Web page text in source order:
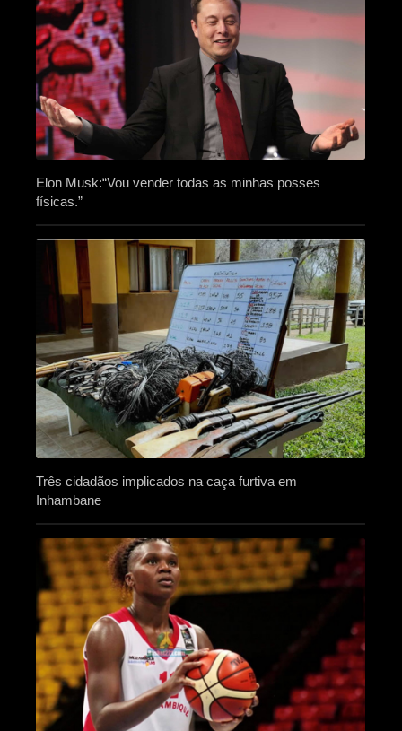
Elon Musk:“Vou vender todas as minhas posses
físicas.”
Três cidadãos implicados na caça furtiva em
Inhambane